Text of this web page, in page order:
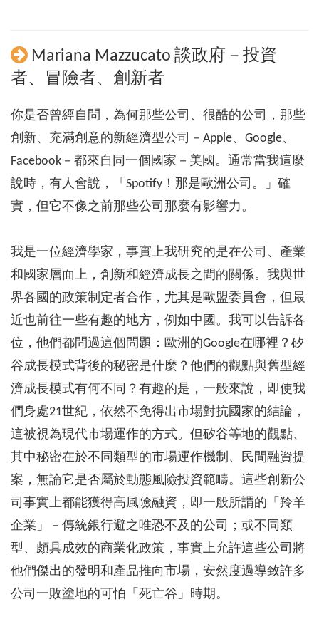
Mariana Mazzucato 談政府－投資
者、冒險者、創新者
你是否曾經自問，為何那些公司、很酷的公司，那些
創新、充滿創意的新經濟型公司－Apple、Google、
Facebook－都來自同一個國家－美國。通常當我這麼
說時，有人會說，「Spotify！那是歐洲公司。」確
實，但它不像之前那些公司那麼有影響力。
我是一位經濟學家，事實上我研究的是在公司、產業
和國家層面上，創新和經濟成長之間的關係。我與世
界各國的政策制定者合作，尤其是歐盟委員會，但最
近也前往一些有趣的地方，例如中國。我可以告訴各
位，他們都問過這個問題：歐洲的Google在哪裡？矽
谷成長模式背後的秘密是什麼？他們的觀點與舊型經
濟成長模式有何不同？有趣的是，一般來說，即使我
們身處21世紀，依然不免得出市場對抗國家的結論，
這被視為現代市場運作的方式。但矽谷等地的觀點、
其中秘密在於不同類型的市場運作機制、民間融資提
案，無論它是否屬於動態風險投資範疇。這些創新公
司事實上都能獲得高風險融資，即一般所謂的「羚羊
企業」－傳統銀行避之唯恐不及的公司；或不同類
型、頗具成效的商業化政策，事實上允許這些公司將
他們傑出的發明和產品推向市場，安然度過導致許多
公司一敗塗地的可怕「死亡谷」時期。